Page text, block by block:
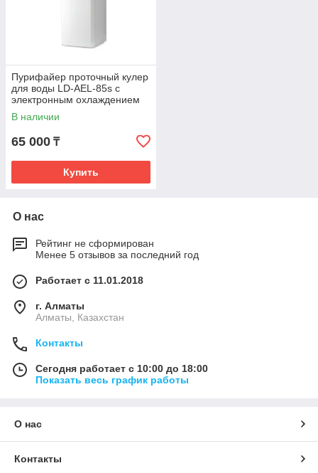
Пурифайер проточный кулер
для воды LD-AEL-85s с
электронным охлаждением
В наличии
65 000 ₸
Купить
О нас
Рейтинг не сформирован
Менее 5 отзывов за последний год
Работает с 11.01.2018
г. Алматы
Алматы, Казахстан
Контакты
Сегодня работает с 10:00 до 18:00
Показать весь график работы
О нас
Контакты